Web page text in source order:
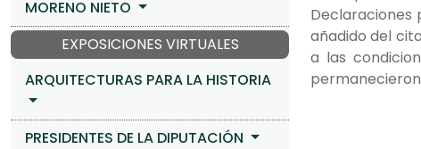
MORENO NIETO
EXPOSICIONES VIRTUALES
ARQUITECTURAS PARA LA HISTORIA
PRESIDENTES DE LA DIPUTACIÓN
Declaraciones
añadido del
a las
permanecieron